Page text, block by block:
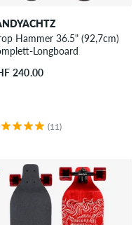
Hammer 36.5" (92,7cm)
Longboard
240.00
(11)